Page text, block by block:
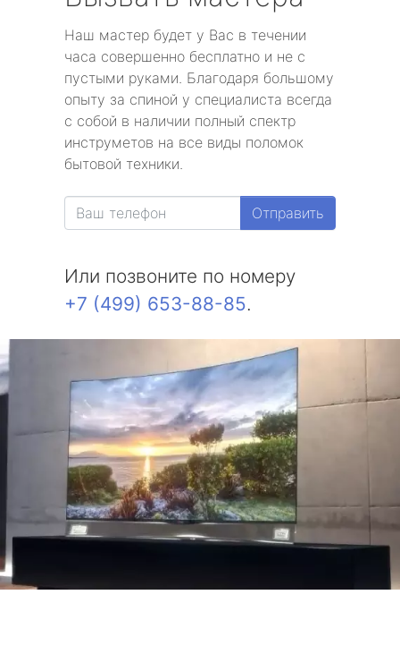
Наш мастер будет у Вас в течении
часа совершенно бесплатно и не с
пустыми руками. Благодаря большому
опыту за спиной у специалиста всегда
с собой в наличии полный спектр
инструметов на все виды поломок
бытовой техники.
Отправить
Или позвоните по номеру
+7 (499) 653-88-85.